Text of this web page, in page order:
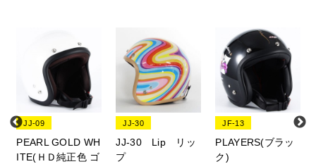
JJ-09
PEARL GOLD WH
ITE(ＨＤ純正色 ゴ
JJ-30
JJ-30 Lip リッ
プ
JF-13
PLAYERS(ブラッ
ク)